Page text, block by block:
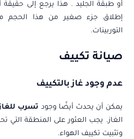
أو طبقة الجليد . هذا يرجع إلى
إطلاق جزء صغير من هذا الحجم
التوربينات.
صيانة تكييف
عدم وجود غاز بالتكييف
يمكن أن يحدث أيضًا وجود تسرب
الغاز. يجب العثور على المنطقة التي
وتثبيت تكييف الهواء.